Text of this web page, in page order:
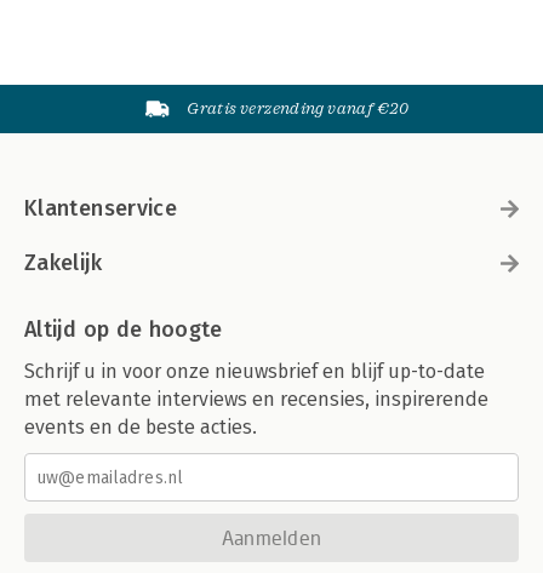
Gratis verzending vanaf €20
Klantenservice
Zakelijk
Altijd op de hoogte
Schrijf u in voor onze nieuwsbrief en blijf up-to-date
met relevante interviews en recensies, inspirerende
events en de beste acties.
Aanmelden